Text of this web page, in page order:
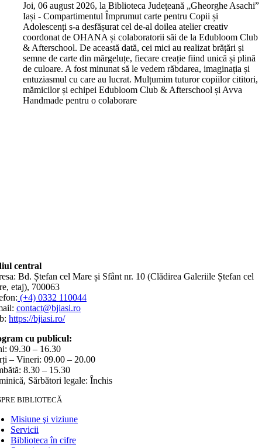
Joi, 06 august 2026, la Biblioteca Județeană „Gheorghe Asachi”
Iași - Compartimentul Împrumut carte pentru Copii și
Adolescenți s-a desfășurat cel de-al doilea atelier creativ
coordonat de OHANA și colaboratorii săi de la Edubloom Club
& Afterschool. De această dată, cei mici au realizat brățări și
semne de carte din mărgeluțe, fiecare creație fiind unică și plină
de culoare. A fost minunat să le vedem răbdarea, imaginația și
entuziasmul cu care au lucrat. Mulțumim tuturor copiilor cititori,
mămicilor și echipei Edubloom Club & Afterschool și Avva
Handmade pentru o colaborare
central
Bd. Ștefan cel Mare și Sfânt nr. 10 (Clădirea Galeriile Ștefan cel
etaj), 700063
(+4) 0332 110044
contact@bjiasi.ro
https://bjiasi.ro/
cu publicul:
09.30 – 16.30
– Vineri: 09.00 – 20.00
8.30 – 15.30
Sărbători legale: Închis
BIBLIOTECĂ
Misiune şi viziune
Servicii
Biblioteca în cifre